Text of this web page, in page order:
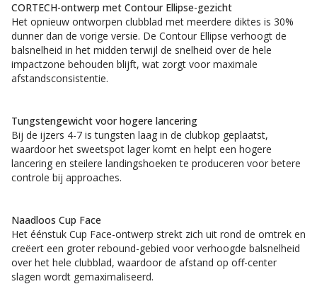
CORTECH-ontwerp met Contour Ellipse-gezicht
Het opnieuw ontworpen clubblad met meerdere diktes is 30%
dunner dan de vorige versie. De Contour Ellipse verhoogt de
balsnelheid in het midden terwijl de snelheid over de hele
impactzone behouden blijft, wat zorgt voor maximale
afstandsconsistentie.
Tungstengewicht voor hogere lancering
Bij de ijzers 4-7 is tungsten laag in de clubkop geplaatst,
waardoor het sweetspot lager komt en helpt een hogere
lancering en steilere landingshoeken te produceren voor betere
controle bij approaches.
Naadloos Cup Face
Het éénstuk Cup Face-ontwerp strekt zich uit rond de omtrek en
creëert een groter rebound-gebied voor verhoogde balsnelheid
over het hele clubblad, waardoor de afstand op off-center
slagen wordt gemaximaliseerd.